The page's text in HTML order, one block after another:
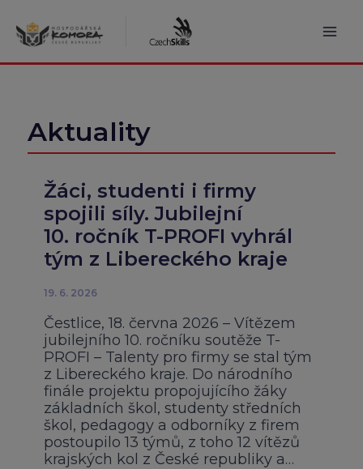
obsah
Aktuality
Žáci, studenti i firmy
spojili síly. Jubilejní
10. ročník T-PROFI vyhrál
tým z Libereckého kraje
19. 6. 2026
Čestlice, 18. června 2026 – Vítězem
jubilejního 10. ročníku soutěže T-
PROFI – Talenty pro firmy se stal tým
z Libereckého kraje. Do národního
finále projektu propojujícího žáky
základních škol, studenty středních
škol, pedagogy a odborníky z firem
postoupilo 13 týmů, z toho 12 vítězů
krajských kol z České republiky a…